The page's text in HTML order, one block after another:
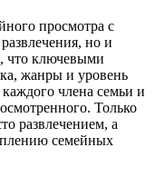
просмотра с
но и
что ключевыми
жанры и уровень
члена семьи и
Только
развлечением, а
семейных